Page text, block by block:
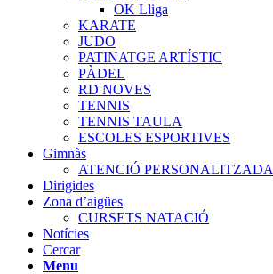
OK Lliga
KARATE
JUDO
PATINATGE ARTÍSTIC
PÀDEL
RD NOVES
TENNIS
TENNIS TAULA
ESCOLES ESPORTIVES
Gimnàs
ATENCIÓ PERSONALITZADA
Dirigides
Zona d’aigües
CURSETS NATACIÓ
Notícies
Cercar
Menu